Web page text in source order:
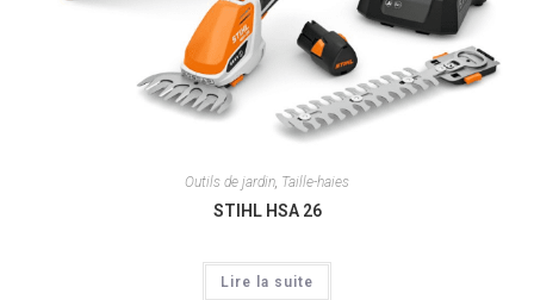
Outils de jardin Taille-haies
STIHL HSA 26
Lire la suite